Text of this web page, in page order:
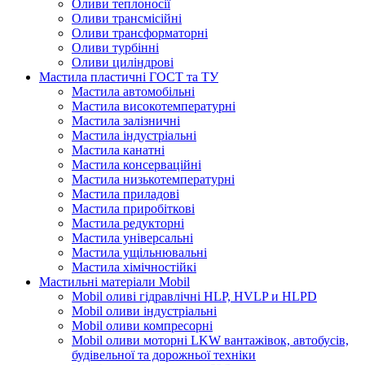
Оливи теплоносії
Оливи трансмісійні
Оливи трансформаторні
Оливи турбінні
Оливи циліндрові
Мастила пластичні ГОСТ та ТУ
Мастила автомобільні
Мастила високотемпературні
Мастила залізничні
Мастила індустріальні
Мастила канатні
Мастила консерваційні
Мастила низькотемпературні
Мастила приладові
Мастила приробіткові
Мастила редукторні
Мастила універсальні
Мастила ущільнювальні
Мастила хімічностійкі
Мастильні матеріали Mobil
Mobil оливі гідравлічні HLP, HVLP и HLPD
Mobil оливи індустріальні
Mobil оливи компресорні
Mobil оливи моторні LKW вантажівок, автобусів,
будівельної та дорожньої техніки